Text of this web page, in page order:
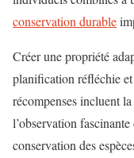
conservation durable
Créer une propriété
planification réfléchie
récompenses incluent
l’observation
conservation des